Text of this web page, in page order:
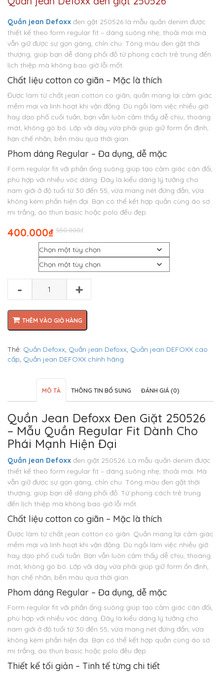
Quần jean Defoxx đen gặt 250526 là mẫu quần denim được
thiết kế theo form regular fit – dáng suông nhẹ, thoải mái mà
vẫn giữ được sự gọn gàng, chỉn chu. Tông màu đen gặt thời
thượng, giúp bạn dễ dàng phối đồ từ phong cách trẻ trung đến
lịch thiệp mà không bao giờ lỗi mốt.
Chất liệu cotton co giãn – Mặc là thích
Được làm từ chất jean cotton co giãn, quần mang lại cảm giác
mềm mại và linh hoạt khi vận động. Dù ngồi làm việc nhiều giờ
hay dạo phố cuối tuần, bạn vẫn luôn cảm thấy dễ chịu, thoáng
mát, không gò bó. Lớp vải dày vừa phải giúp giữ form ổn định,
hạn chế nhăn, bền màu qua thời gian.
Phom dáng Regular – Đa dụng, dễ mặc
Form regular fit với phần ống suông giúp tạo cảm giác cân đối,
phù hợp với nhiều vóc dáng. Đây là kiểu dáng lý tưởng cho
nam giới ở độ tuổi từ 30 đến 55, vừa mang nét đứng đắn, vừa
không kém phần hiện đại. Bạn có thể kết hợp quần cùng áo sơ
mi trắng, áo thun basic hoặc polo đều đẹp.
₫
550.000 Giá
là:
₫550.000.
₫
400.000
Giá
tại
là:
₫400.000.
- +
THÊM VÀO GIỎ HÀNG
Thẻ: Quần Defoxx, Quần jean Defoxx, Quần jean DEFOXX cao
cấp, Quần jean DEFOXX chính hãng
MÔ TẢ THÔNG TIN BỔ SUNG ĐÁNH GIÁ (0)
Quần Jean Defoxx Đen Giặt 250526
– Mẫu Quần Regular Fit Dành Cho
Phái Mạnh Hiện Đại
Quần jean Defoxx đen giặt 250526. Là mẫu quần denim được
thiết kế theo form regular fit – dáng suông nhẹ, thoải mái. Mà
vẫn giữ được sự gọn gàng, chỉn chu. Tông màu đen gặt thời
thượng, giúp bạn dễ dàng phối đồ. Từ phong cách trẻ trung
đến lịch thiệp mà không bao giờ lỗi mốt.
Chất liệu cotton co giãn – Mặc là thích
Được làm từ chất jean cotton co giãn. Quần mang lại cảm giác
mềm mại và linh hoạt khi vận động. Dù ngồi làm việc nhiều giờ
hay dạo phố cuối tuần. Bạn vẫn luôn cảm thấy dễ chịu, thoáng
mát, không gò bó. Lớp vải dày vừa phải giúp giữ form ổn định,
hạn chế nhăn, bền màu qua thời gian.
Phom dáng Regular – Đa dụng, dễ mặc
Form regular fit với phần ống suông giúp tạo cảm giác cân đối,
phù hợp với nhiều vóc dáng. Đây là kiểu dáng lý tưởng cho
nam giới ở độ tuổi từ 30 đến 55, vừa mang nét đứng đắn, vừa
không kém phần hiện đại. Bạn có thể kết hợp quần cùng áo sơ
mi trắng, áo thun basic hoặc polo đều đẹp.
Thiết kế tối giản – Tinh tế từng chi tiết